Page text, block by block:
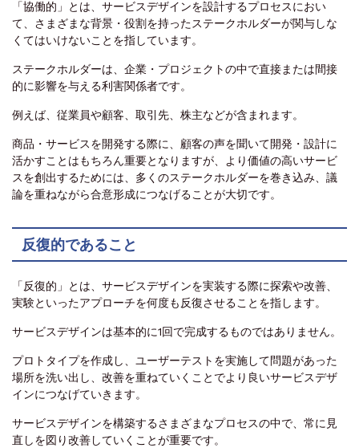
「協働的」とは、サービスデザインを設計するプロセスにおい
て、さまざまな背景・役割を持ったステークホルダーが関与しな
くてはいけないことを指しています。
ステークホルダーは、企業・プロジェクトの中で直接または間接
的に影響を与える利害関係者です。
例えば、従業員や顧客、取引先、株主などが含まれます。
商品・サービスを開発する際に、顧客の声を聞いて開発・設計に
活かすことはもちろん重要となりますが、より価値の高いサービ
スを創出するためには、多くのステークホルダーを巻き込み、議
論を重ねながら合意形成につなげることが大切です。
反復的であること
「反復的」とは、サービスデザインを実装する際に探索や改善、
実験といったアプローチを何度も反復させることを指します。
サービスデザインは基本的に1回で完成するものではありません。
プロトタイプを作成し、ユーザーテストを実施して問題があった
場所を洗い出し、改善を重ねていくことでより良いサービスデザ
インにつなげていきます。
サービスデザインを構築するさまざまなプロセスの中で、常に見
直しを図り改善していくことが重要です。